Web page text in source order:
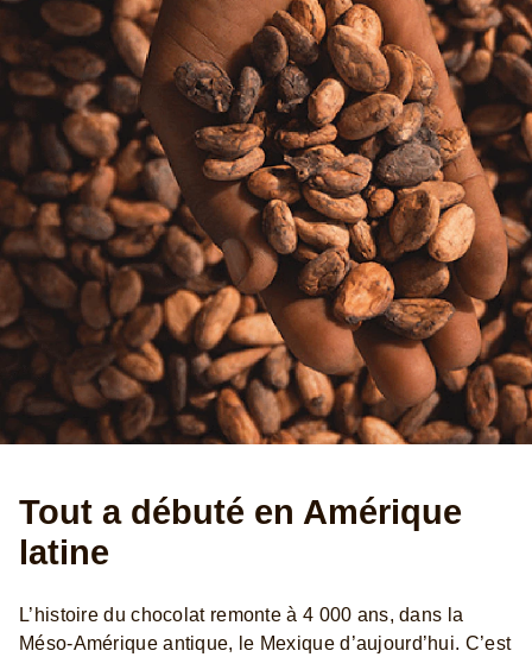
Tout a débuté en Amérique
latine
L’histoire du chocolat remonte à 4 000 ans, dans la
Méso-Amérique antique, le Mexique d’aujourd’hui. C’est